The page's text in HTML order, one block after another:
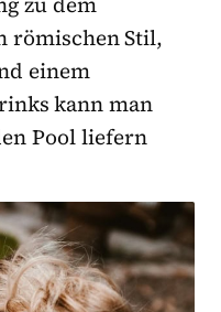
römischen Stil,
einem
kann man
Pool liefern